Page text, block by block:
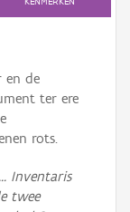
en de
ter ere
rots.
Inventaris
twee